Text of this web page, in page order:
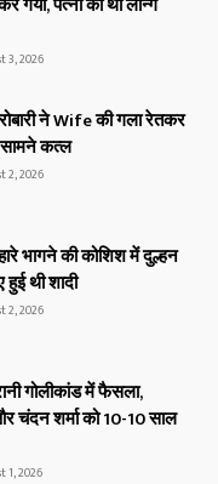
3, 2026
ने Wife की गला रेतकर
कत्ल
2, 2026
भागने की कोशिश में दुल्हन
थी शादी
2, 2026
गोलीकांड में फैसला,
चंदन शर्मा को 10-10 साल
1, 2026